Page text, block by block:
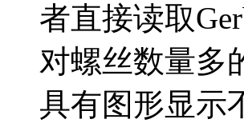
者直接读取
对螺丝数量多
具有图形显示